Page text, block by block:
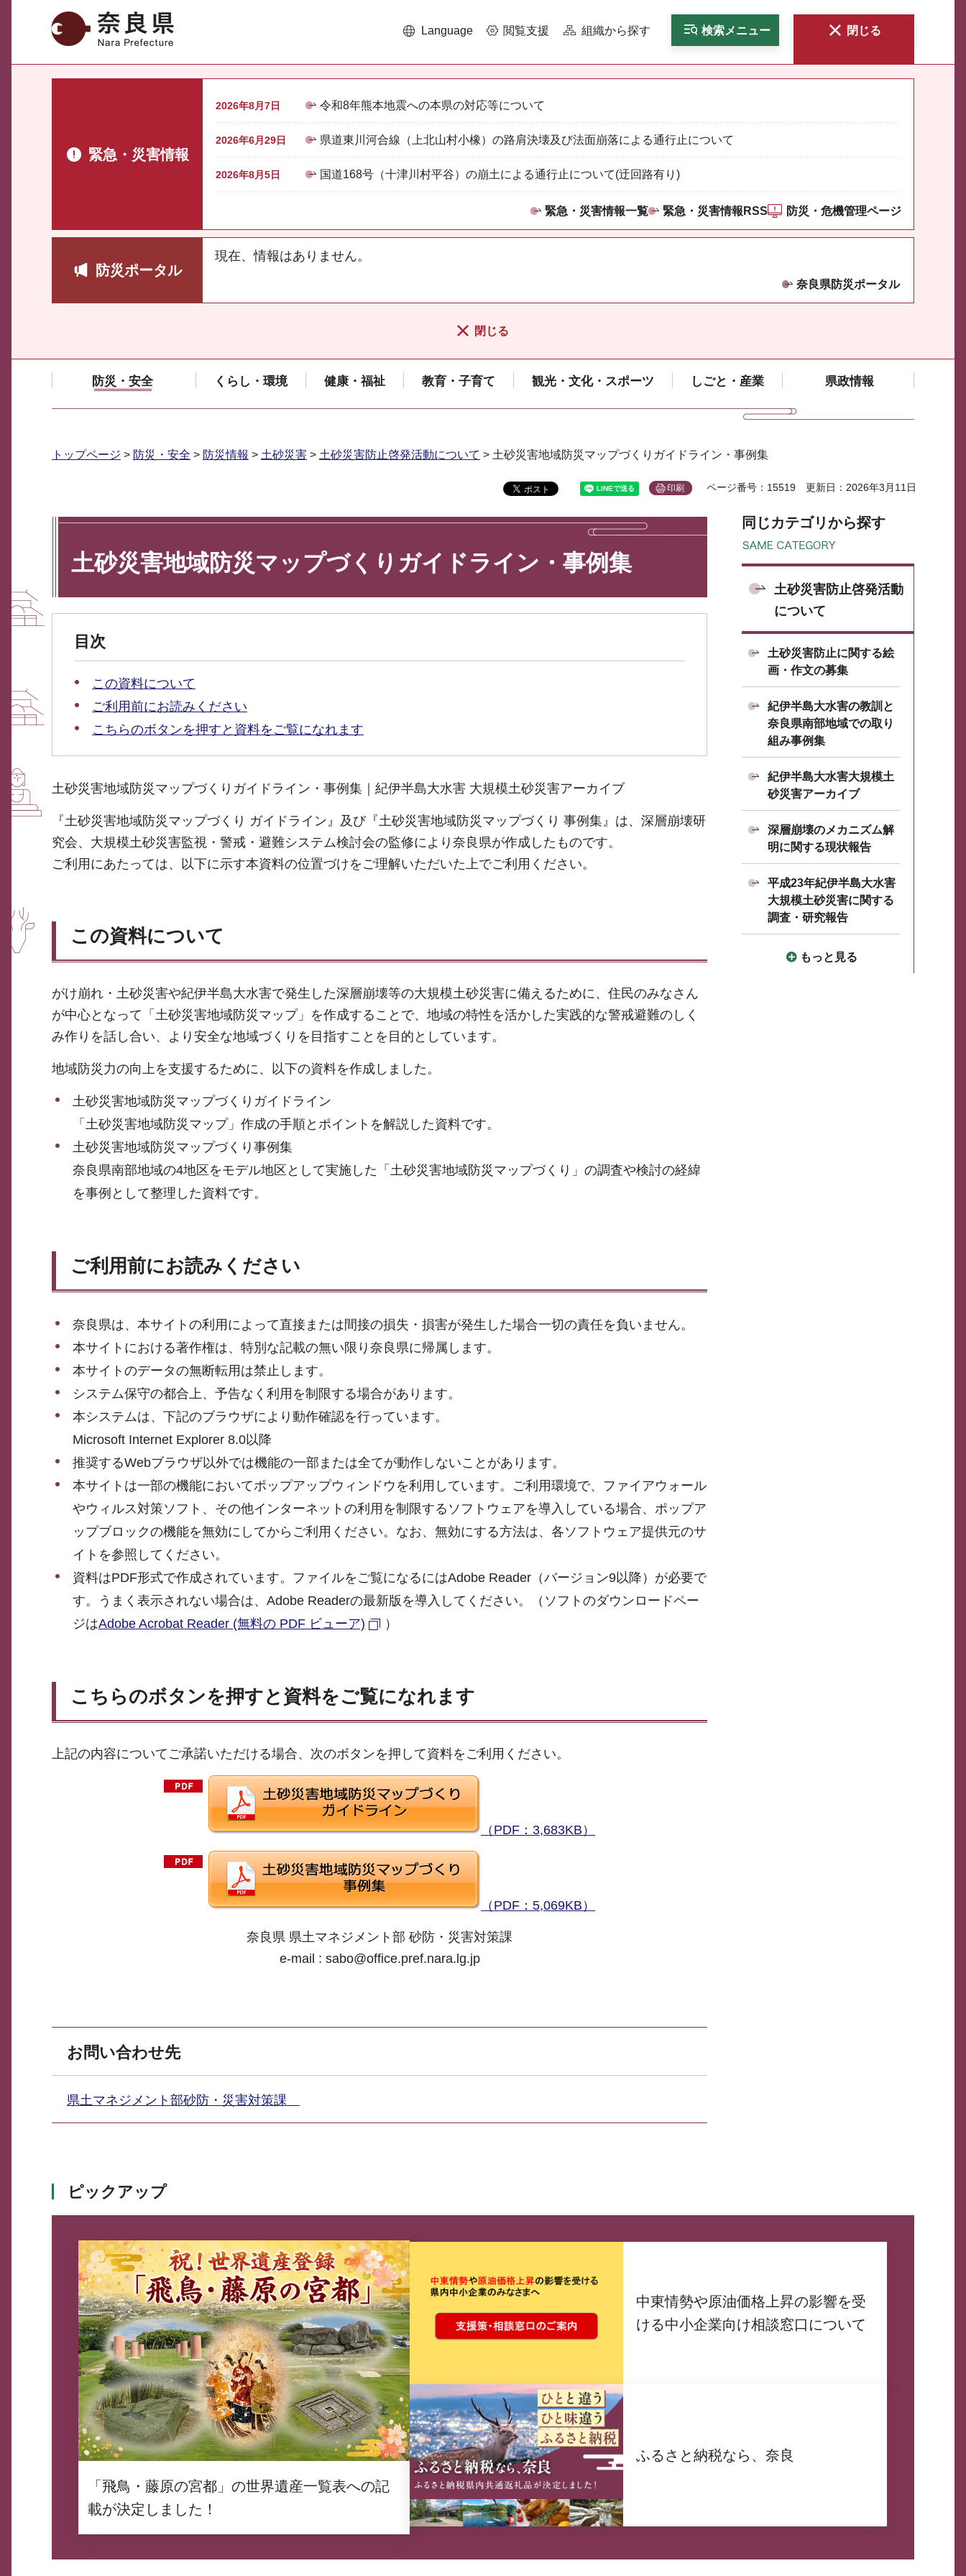
奈良県 Language 閲覧支援 組織から探す 検索メニュー 閉じる
緊急・災害情報
2026年8月7日 令和8年熊本地震への本県の対応等について
2026年6月29日 県道東川河合線（上北山村小橡）の路肩決壊及び法面崩落による通行止について
2026年8月5日 国道168号（十津川村平谷）の崩土による通行止について(迂回路有り)
緊急・災害情報一覧 緊急・災害情報RSS 防災・危機管理ページ
防災ポータル
現在、情報はありません。
奈良県防災ポータル
閉じる
防災・安全 くらし・環境 健康・福祉 教育・子育て 観光・文化・スポーツ しごと・産業 県政情報
トップページ > 防災・安全 > 防災情報 > 土砂災害 > 土砂災害防止啓発活動について > 土砂災害地域防災マップづくりガイドライン・事例集
印刷 ページ番号：15519 更新日：2026年3月11日
土砂災害地域防災マップづくりガイドライン・事例集
目次
この資料について
ご利用前にお読みください
こちらのボタンを押すと資料をご覧になれます
土砂災害地域防災マップづくりガイドライン・事例集｜紀伊半島大水害 大規模土砂災害アーカイブ
『土砂災害地域防災マップづくり ガイドライン』及び『土砂災害地域防災マップづくり 事例集』は、深層崩壊研
究会、大規模土砂災害監視・警戒・避難システム検討会の監修により奈良県が作成したものです。
ご利用にあたっては、以下に示す本資料の位置づけをご理解いただいた上でご利用ください。
この資料について
がけ崩れ・土砂災害や紀伊半島大水害で発生した深層崩壊等の大規模土砂災害に備えるために、住民のみなさん
が中心となって「土砂災害地域防災マップ」を作成することで、地域の特性を活かした実践的な警戒避難のしく
み作りを話し合い、より安全な地域づくりを目指すことを目的としています。
地域防災力の向上を支援するために、以下の資料を作成しました。
土砂災害地域防災マップづくりガイドライン
「土砂災害地域防災マップ」作成の手順とポイントを解説した資料です。
土砂災害地域防災マップづくり事例集
奈良県南部地域の4地区をモデル地区として実施した「土砂災害地域防災マップづくり」の調査や検討の経緯
を事例として整理した資料です。
ご利用前にお読みください
奈良県は、本サイトの利用によって直接または間接の損失・損害が発生した場合一切の責任を負いません。
本サイトにおける著作権は、特別な記載の無い限り奈良県に帰属します。
本サイトのデータの無断転用は禁止します。
システム保守の都合上、予告なく利用を制限する場合があります。
本システムは、下記のブラウザにより動作確認を行っています。
Microsoft Internet Explorer 8.0以降
推奨するWebブラウザ以外では機能の一部または全てが動作しないことがあります。
本サイトは一部の機能においてポップアップウィンドウを利用しています。ご利用環境で、ファイアウォール
やウィルス対策ソフト、その他インターネットの利用を制限するソフトウェアを導入している場合、ポップア
ップブロックの機能を無効にしてからご利用ください。なお、無効にする方法は、各ソフトウェア提供元のサ
イトを参照してください。
資料はPDF形式で作成されています。ファイルをご覧になるにはAdobe Reader（バージョン9以降）が必要で
す。うまく表示されない場合は、Adobe Readerの最新版を導入してください。（ソフトのダウンロードペー
ジはAdobe Acrobat Reader (無料の PDF ビューア) ）
こちらのボタンを押すと資料をご覧になれます
上記の内容についてご承諾いただける場合、次のボタンを押して資料をご利用ください。
（PDF：3,683KB）
（PDF：5,069KB）
奈良県 県土マネジメント部 砂防・災害対策課
e-mail : sabo@office.pref.nara.lg.jp
お問い合わせ先
県土マネジメント部砂防・災害対策課
同じカテゴリから探す
土砂災害防止啓発活動
について
土砂災害防止に関する絵
画・作文の募集
紀伊半島大水害の教訓と
奈良県南部地域での取り
組み事例集
紀伊半島大水害大規模土
砂災害アーカイブ
深層崩壊のメカニズム解
明に関する現状報告
平成23年紀伊半島大水害
大規模土砂災害に関する
調査・研究報告
もっと見る
ピックアップ
「飛鳥・藤原の宮都」の世界遺産一覧表への記
載が決定しました！
中東情勢や原油価格上昇の影響を受
ける中小企業向け相談窓口について
ふるさと納税なら、奈良